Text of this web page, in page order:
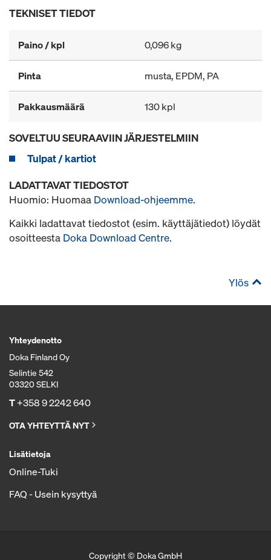
TEKNISET TIEDOT
Paino / kpl 0,096 kg
Pinta musta, EPDM, PA
Pakkausmäärä 130 kpl
SOVELTUU SEURAAVIIN JÄRJESTELMIIN
Tulpat / kartiot
LADATTAVAT TIEDOSTOT
Huomio: Huomaa Download-ohjeemme.
Kaikki ladattavat tiedostot (esim. käyttäjätiedot) löydät
osoitteesta Doka Download Centre.
Ylös
Yhteydenotto
Doka Finland Oy
Selintie 542
03320 SELKI
T+358 9 2242 640
OTA YHTEYTTÄ NYT
Lisätietoja
Online-Tuki
FAQ - Usein kysyttyä
Copyright © Doka GmbH